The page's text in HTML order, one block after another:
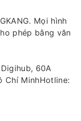
Mọi hình
phép bằng văn
60A
Chí MinhHotline: